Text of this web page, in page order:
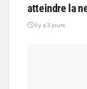
atteindre la
il y a 3 jours